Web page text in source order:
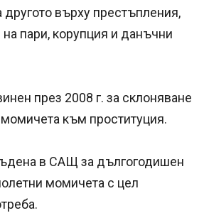
другото върху престъпления,
пари, корупция и данъчни
през 2008 г. за склоняване
към проституция.
в САЩ за дългогодишен
момичета с цел